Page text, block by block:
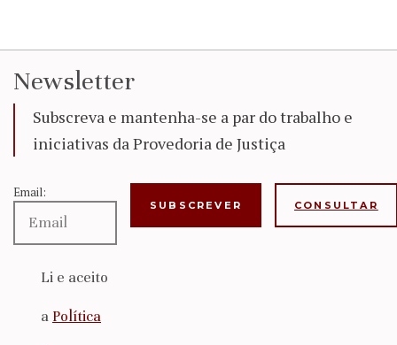
Newsletter
Subscreva e mantenha-se a par do trabalho e
iniciativas da Provedoria de Justiça
Email:
Li e aceito
a Política
CONSULTAR